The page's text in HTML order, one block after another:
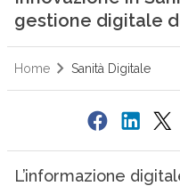
gestione digitale
Home Sanità Digitale
L’informazione